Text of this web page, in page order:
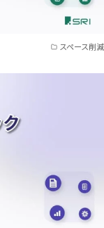
スペース削減